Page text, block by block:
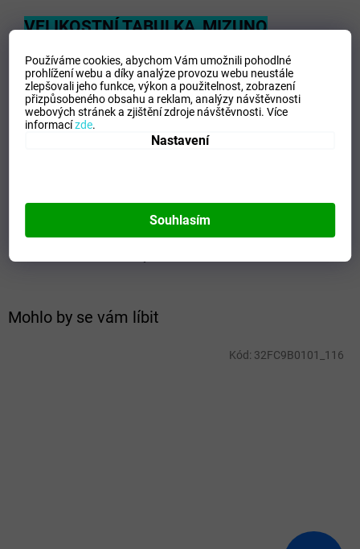
Používáme cookies, abychom Vám umožnili pohodlné
prohlížení webu a díky analýze provozu webu neustále
zlepšovali jeho funkce, výkon a použitelnost,zobrazení
přizpůsobeného obsahu a reklam, analýzy návštěvnosti
webových stránek a zjištění zdroje návštěvnosti.Více
informacízde.
Nastavení
Souhlasím
Mohlo by se vám líbit
Kód: 32FC9B0101_116
VELIKOSTNÍ TABULKA_MIZUNO
Doplňkové parametry
Kategorie:
Dětské bundy
Zvolte variantu
Training
Materiálové složení:
100% Polyester Interlock